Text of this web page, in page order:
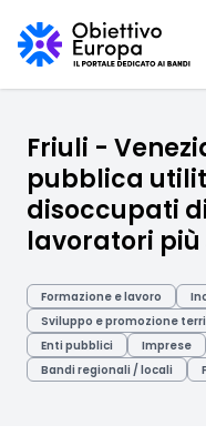
Friuli -
pubblica
disoccupati
lavoratori
Formazione e lavoro
Sviluppo e promozione
Enti pubblici
Imprese
Bandi regionali / locali